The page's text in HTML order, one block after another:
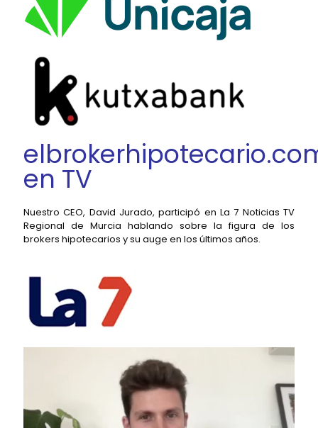
en TV
Nuestro CEO, David Jurado, participó en La 7 Noticias TV
Regional de Murcia hablando sobre la figura de los
brokers hipotecarios y su auge en los últimos años.